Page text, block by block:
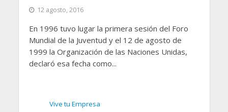
12 agosto, 2016
En 1996 tuvo lugar la primera sesión del Foro
Mundial de la Juventud y el 12 de agosto de
1999 la Organización de las Naciones Unidas,
declaró esa fecha como...
Vive tu Empresa